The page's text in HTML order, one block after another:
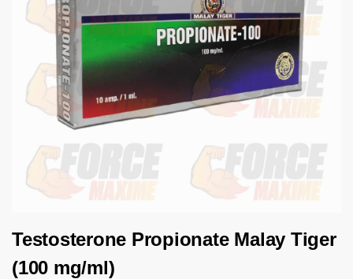
Testosterone Propionate Malay Tiger
(100 mg/ml)